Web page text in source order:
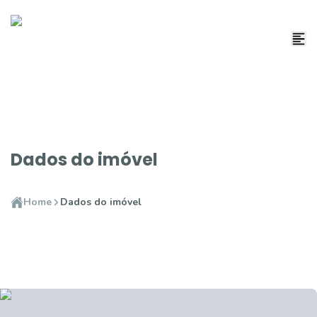
Dados do imóvel
Home Dados do imóvel